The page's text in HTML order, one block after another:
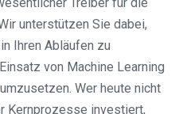
unterstützen Sie dabei,
Ihren Abläufen zu
von Machine Learning
Wer heute nicht
Kernprozesse investiert,